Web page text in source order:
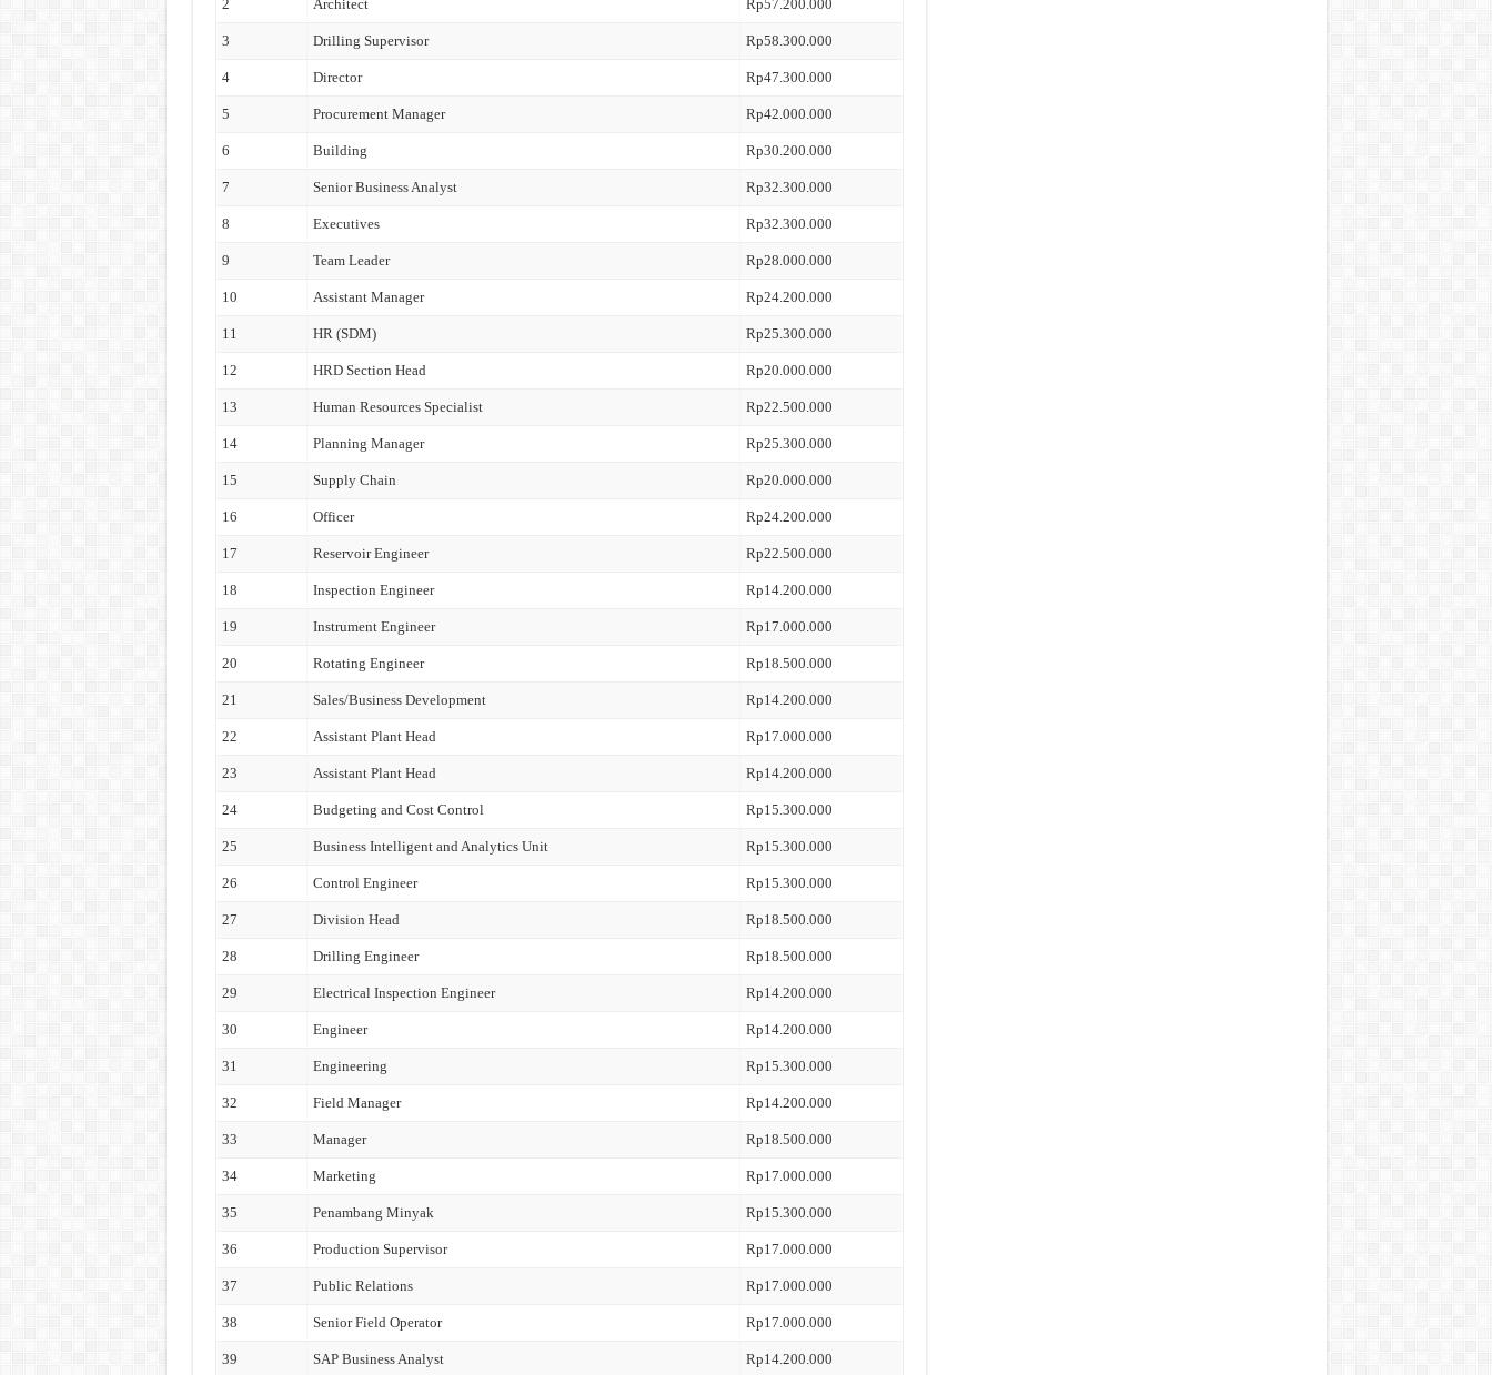
2 Architect Rp57.200.000
3 Drilling Supervisor Rp58.300.000
4 Director Rp47.300.000
5 Procurement Manager Rp42.000.000
6 Building Rp30.200.000
7 Senior Business Analyst Rp32.300.000
8 Executives Rp32.300.000
9 Team Leader Rp28.000.000
10 Assistant Manager Rp24.200.000
11 HR (SDM) Rp25.300.000
12 HRD Section Head Rp20.000.000
13 Human Resources Specialist Rp22.500.000
14 Planning Manager Rp25.300.000
15 Supply Chain Rp20.000.000
16 Officer Rp24.200.000
17 Reservoir Engineer Rp22.500.000
18 Inspection Engineer Rp14.200.000
19 Instrument Engineer Rp17.000.000
20 Rotating Engineer Rp18.500.000
21 Sales/Business Development Rp14.200.000
22 Assistant Plant Head Rp17.000.000
23 Assistant Plant Head Rp14.200.000
24 Budgeting and Cost Control Rp15.300.000
25 Business Intelligent and Analytics Unit Rp15.300.000
26 Control Engineer Rp15.300.000
27 Division Head Rp18.500.000
28 Drilling Engineer Rp18.500.000
29 Electrical Inspection Engineer Rp14.200.000
30 Engineer Rp14.200.000
31 Engineering Rp15.300.000
32 Field Manager Rp14.200.000
33 Manager Rp18.500.000
34 Marketing Rp17.000.000
35 Penambang Minyak Rp15.300.000
36 Production Supervisor Rp17.000.000
37 Public Relations Rp17.000.000
38 Senior Field Operator Rp17.000.000
39 SAP Business Analyst Rp14.200.000